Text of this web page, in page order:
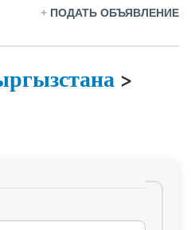
+ ПОДАТЬ ОБЪЯВЛЕНИЕ
>